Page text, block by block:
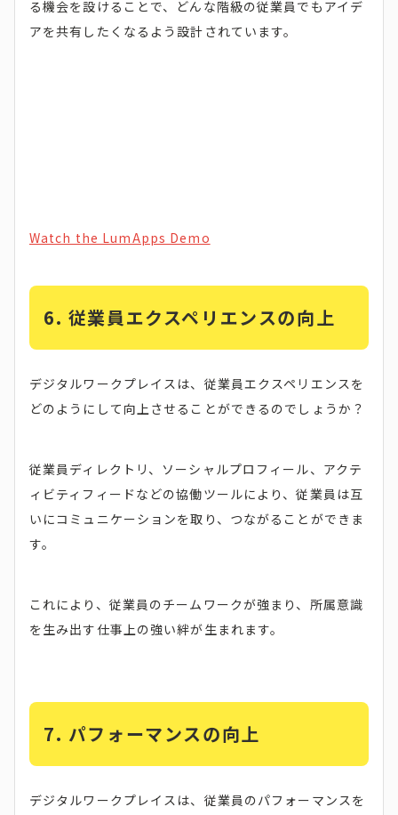
る機会を設けることで、どんな階級の従業員でもアイデ
アを共有したくなるよう設計されています。
Watch the LumApps Demo
6. 従業員エクスペリエンスの向上
デジタルワークプレイスは、従業員エクスペリエンスを
どのようにして向上させることができるのでしょうか？
従業員ディレクトリ、ソーシャルプロフィール、アクテ
ィビティフィードなどの協働ツールにより、従業員は互
いにコミュニケーションを取り、つながることができま
す。
これにより、従業員のチームワークが強まり、所属意識
を生み出す仕事上の強い絆が生まれます。
7. パフォーマンスの向上
デジタルワークプレイスは、従業員のパフォーマンスを